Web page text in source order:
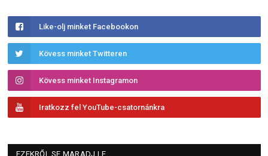
Like-olj minket Facebookon
Kövess minket Twitteren
Kövess minket Instagramon
Iratkozz fel YouTube-csatornánkra
EZEKRŐL SE MARADJ LE